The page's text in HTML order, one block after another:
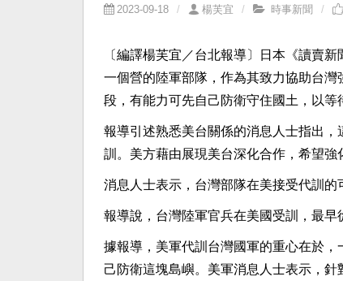
2023-09-18 楊芙宜 時事新聞
〔編譯楊芙宜／台北報導〕日本《讀賣
一個營的陸軍部隊，作為其致力協助台
段，有能力可先自己防衛守住國土，以等
報導引述熟悉美台關係的消息人士指出
訓。美方藉由展現美台深化合作，希望強
消息人士表示，台灣部隊在美接受代訓的
報導說，台灣陸軍官兵在美國受訓，最早
據報導，美軍代訓台灣國軍的重心在於
己防衛這塊島嶼。美軍消息人士表示，